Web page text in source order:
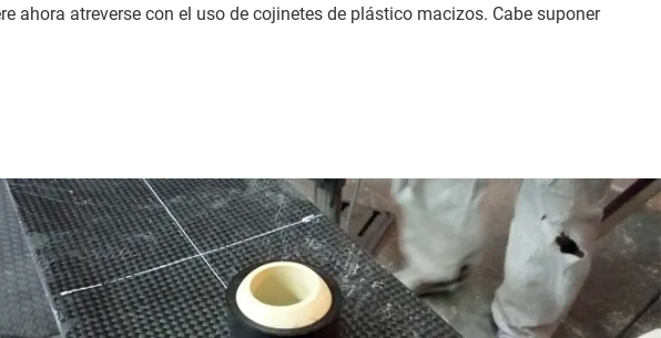
ahora atreverse con el uso de cojinetes de plástico macizos. Cabe suponer